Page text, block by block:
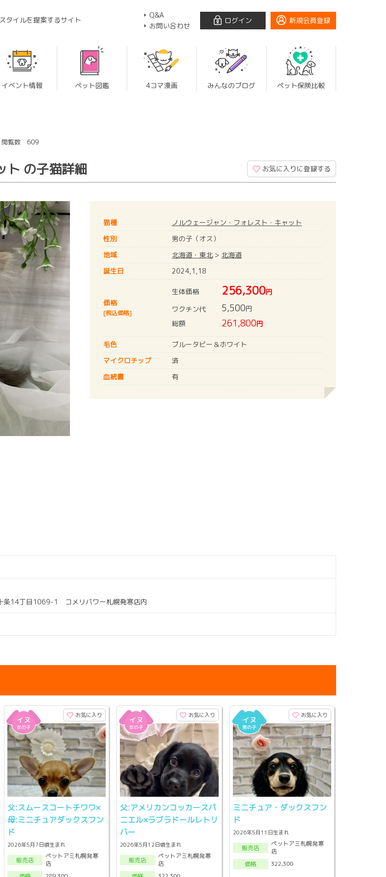
タイルを提案するサイト
Q&A
お問い合わせ
ログイン 新規会員登録
イベント情報 ペット図鑑 4コマ漫画 みんなのブログ ペット保険比較
閲覧数 609
ト の子猫詳細 お気に入りに登録する
猫種
ノルウェージャン・フォレスト・キャット
性別
男の子（オス）
地域
北海道・東北 > 北海道
誕生日
2024,1,18
価格
[税込価格]
生体価格 256,300円
ワクチン代
5,500円
総額
261,800円
毛色
ブルータビー＆ホワイト
マイクロチップ
済
血統書
有
条14丁目1069-1 コメリパワー札幌発寒店内
お気に入り
父:スムースコートチワワ×
母:ミニチュアダックスフン
ド
2026年5月7日頃生まれ
販売店
ペットアミ札幌発寒
店
お気に入り
父:アメリカンコッカースパ
ニエル×ラブラドールレトリ
バー
2026年5月12日頃生まれ
販売店
ペットアミ札幌発寒
店
お気に入り
ミニチュア・ダックスフン
ド
2026年5月11日生まれ
販売店
ペットアミ札幌発寒
店
価格
322,300